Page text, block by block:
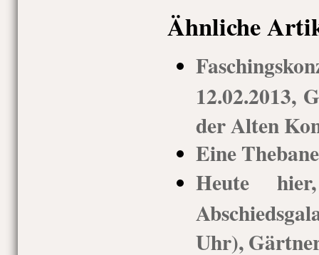
Ähnliche
12.02.2013,
der Alten
Eine
Heute
Uhr),